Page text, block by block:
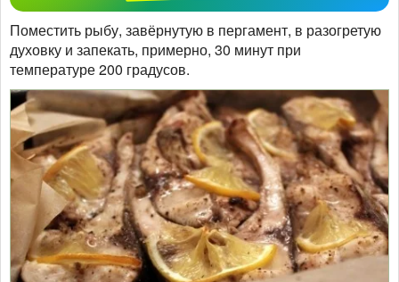
Поместить рыбу, завёрнутую в пергамент, в разогретую
духовку и запекать, примерно, 30 минут при
температуре 200 градусов.